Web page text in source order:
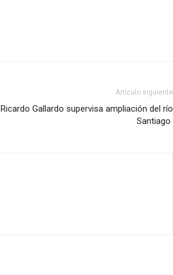
Artículo siguiente
Ricardo Gallardo supervisa ampliación del río
Santiago